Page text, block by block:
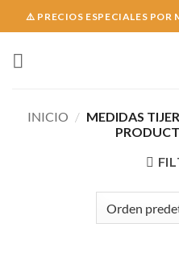
to
⚠️ PRECIOS ESPECIALES
INICIO / MEDIDAS